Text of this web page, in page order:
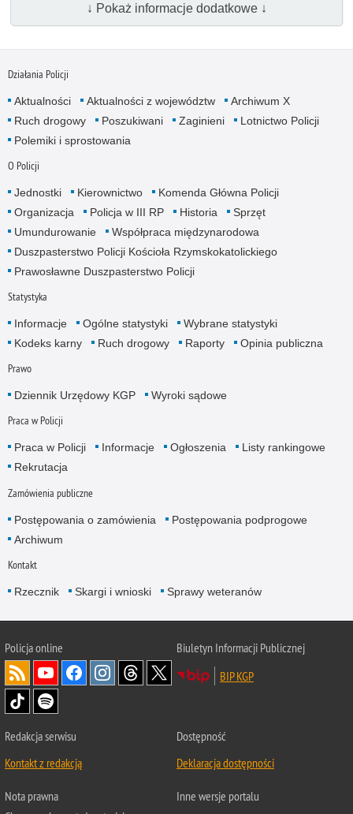
↓ Pokaż informacje dodatkowe ↓
Działania Policji
Aktualności Aktualności z województw
Archiwum X
Ruch drogowy
Poszukiwani Zaginieni
Lotnictwo Policji
Polemiki i sprostowania
O Policji
Jednostki Kierownictwo
Komenda Główna Policji
Organizacja
Policja w III RP Historia
Sprzęt
Umundurowanie
Współpraca międzynarodowa
Duszpasterstwo Policji Kościoła Rzymskokatolickiego
Prawosławne Duszpasterstwo Policji
Statystyka
Informacje Ogólne statystyki
Wybrane statystyki
Kodeks karny
Ruch drogowy Raporty Opinia publiczna
Prawo
Dziennik Urzędowy KGP Wyroki sądowe
Praca w Policji
Praca w Policji Informacje Ogłoszenia
Listy rankingowe
Rekrutacja
Zamówienia publiczne
Postępowania o zamówienia
Postępowania podprogowe
Archiwum
Kontakt
Rzecznik Skargi i wnioski Sprawy weteranów
Policjaonline
Biuletyn Informacji Publicznej
BIP KGP
Redakcja serwisu
Kontakt z redakcją
Dostępność
Deklaracja dostępności
Nota prawna
Inne wersje portalu